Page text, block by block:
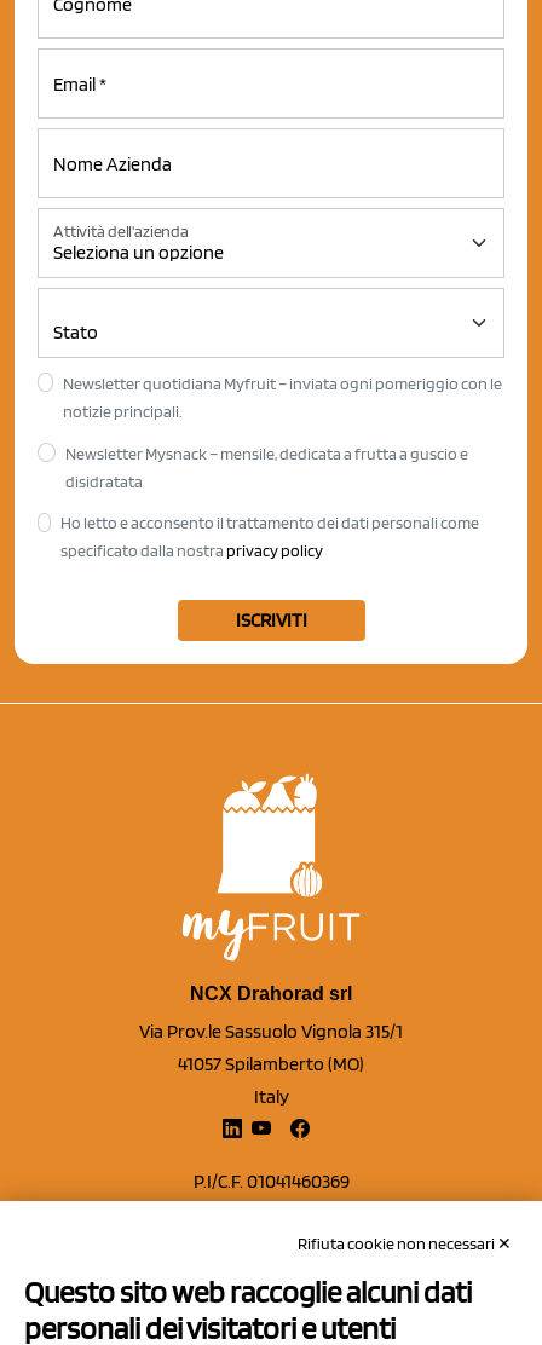
Attività dell'azienda
Newsletter quotidiana Myfruit – inviata ogni pomeriggio con le
notizie principali.
Newsletter Mysnack – mensile, dedicata a frutta a guscio e
disidratata
Ho letto e acconsento il trattamento dei dati personali come
specificato dalla nostra privacy policy
ISCRIVITI
NCX Drahorad srl
Via Prov.le Sassuolo Vignola 315/1
41057 Spilamberto (MO)
Italy
P.I/C.F. 01041460369
Capitale sociale Euro 50.000,00 i.v.
Contatti
Rifiuta cookie non necessari ✕
Questo sito web raccoglie alcuni dati
personali dei visitatori e utenti